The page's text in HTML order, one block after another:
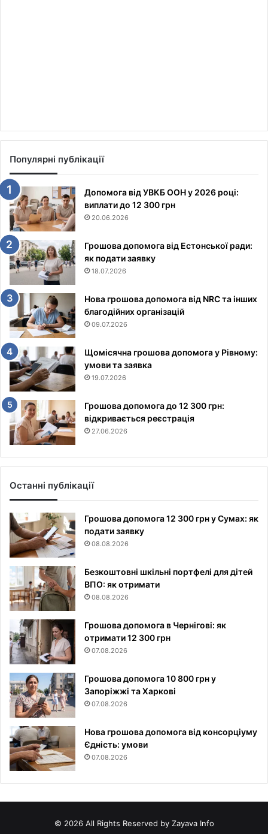
Популярні публікації
Допомога від УВКБ ООН у 2026 році:
виплати до 12 300 грн
20.06.2026
Грошова допомога від Естонської ради:
як подати заявку
18.07.2026
Нова грошова допомога від NRC та інших
благодійних організацій
09.07.2026
Щомісячна грошова допомога у Рівному:
умови та заявка
19.07.2026
Грошова допомога до 12 300 грн:
відкривається реєстрація
27.06.2026
Останні публікації
Грошова допомога 12 300 грн у Сумах: як
подати заявку
08.08.2026
Безкоштовні шкільні портфелі для дітей
ВПО: як отримати
08.08.2026
Грошова допомога в Чернігові: як
отримати 12 300 грн
07.08.2026
Грошова допомога 10 800 грн у
Запоріжжі та Харкові
07.08.2026
Нова грошова допомога від консорціуму
Єдність: умови
07.08.2026
© 2026 All Rights Reserved by Zayava Info